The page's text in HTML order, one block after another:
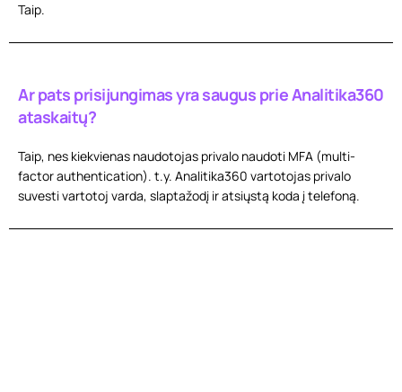
Taip.
Ar pats prisijungimas yra saugus prie Analitika360
ataskaitų?
Taip, nes kiekvienas naudotojas privalo naudoti MFA (multi-
factor authentication). t.y. Analitika360 vartotojas privalo
suvesti vartotoj varda, slaptažodį ir atsiųstą koda į telefoną.